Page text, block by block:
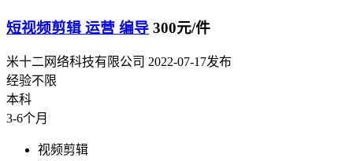
短视频剪辑 运营 编导 300元/件
米十二网络科技有限公司 2022-07-17发布
经验不限
本科
3-6个月
视频剪辑